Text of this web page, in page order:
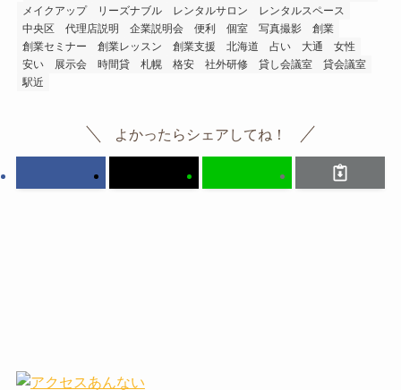
メイクアップ
リーズナブル レンタルサロン
レンタルスペース
中央区
代理店説明 企業説明会 便利 個室 写真撮影
創業
創業セミナー
創業レッスン 創業支援 北海道 占い 大通
女性
安い
展示会 時間貸 札幌 格安 社外研修 貸し会議室
貸会議室
駅近
よかったらシェアしてね！